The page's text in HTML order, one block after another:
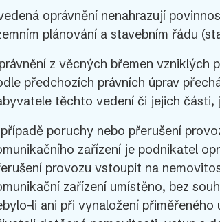
oprávnění nenahrazují
plánování a stavebním řádu
z věcných břemen vzniklých
předchozích právních úprav
těchto vedení či jejich
poruchy nebo přerušení
zařízení je podnikatel
provozu vstoupit na
zařízení umístěno, bez
li ani při vynaložení